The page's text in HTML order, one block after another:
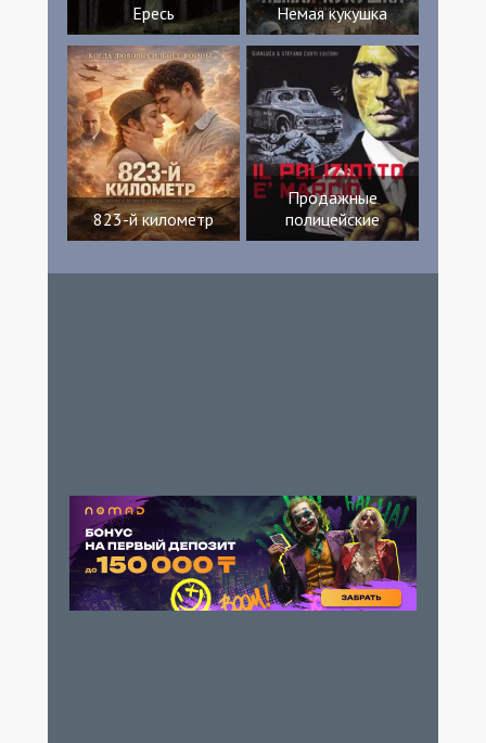
Ересь Немая кукушка
823-й километр
Продажные
полицейские